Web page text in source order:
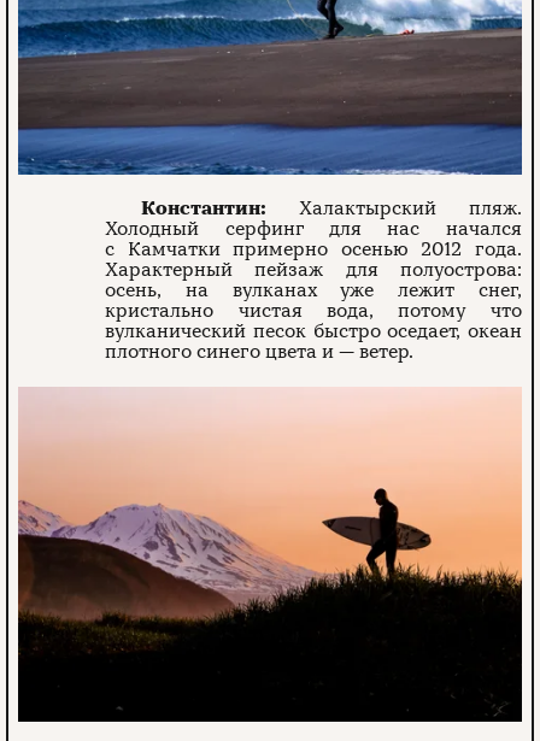
Константин: Халактырский пляж.
Холодный серфинг для нас начался
с Камчатки примерно осенью 2012 года.
Характерный пейзаж для полуострова:
осень, на вулканах уже лежит снег,
кристально чистая вода, потому что
вулканический песок быстро оседает, океан
плотного синего цвета и — ветер.